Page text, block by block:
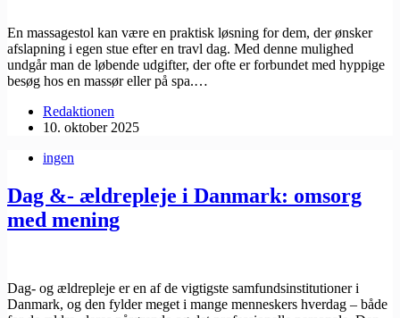
En massagestol kan være en praktisk løsning for dem, der ønsker
afslapning i egen stue efter en travl dag. Med denne mulighed
undgår man de løbende udgifter, der ofte er forbundet med hyppige
besøg hos en massør eller på spa.…
Redaktionen
10. oktober 2025
ingen
Dag &- ældrepleje i Danmark: omsorg
med mening
Dag- og ældrepleje er en af de vigtigste samfundsinstitutioner i
Danmark, og den fylder meget i mange menneskers hverdag – både